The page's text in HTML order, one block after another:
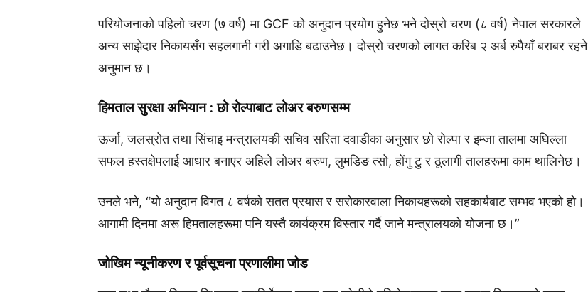
परियोजनाको पहिलो चरण (७ वर्ष) मा GCF को अनुदान प्रयोग हुनेछ भने दोस्रो चरण (८ वर्ष) नेपाल सरकारले
अन्य साझेदार निकायसँग सहलगानी गरी अगाडि बढाउनेछ। दोस्रो चरणको लागत करिब २ अर्ब रुपैयाँ बराबर रहने
अनुमान छ।
हिमताल सुरक्षा अभियान : छो रोल्पाबाट लोअर बरुणसम्म
ऊर्जा, जलस्रोत तथा सिंचाइ मन्त्रालयकी सचिव सरिता दवाडीका अनुसार छो रोल्पा र इम्जा तालमा अघिल्ला
सफल हस्तक्षेपलाई आधार बनाएर अहिले लोअर बरुण, लुमडिङ त्सो, होंगु टु र ठूलागी तालहरूमा काम थालिनेछ।
उनले भने, “यो अनुदान विगत ८ वर्षको सतत प्रयास र सरोकारवाला निकायहरूको सहकार्यबाट सम्भव भएको हो।
आगामी दिनमा अरू हिमतालहरूमा पनि यस्तै कार्यक्रम विस्तार गर्दै जाने मन्त्रालयको योजना छ।”
जोखिम न्यूनीकरण र पूर्वसूचना प्रणालीमा जोड